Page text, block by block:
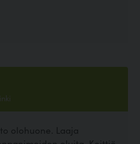
olohuone. Laaja